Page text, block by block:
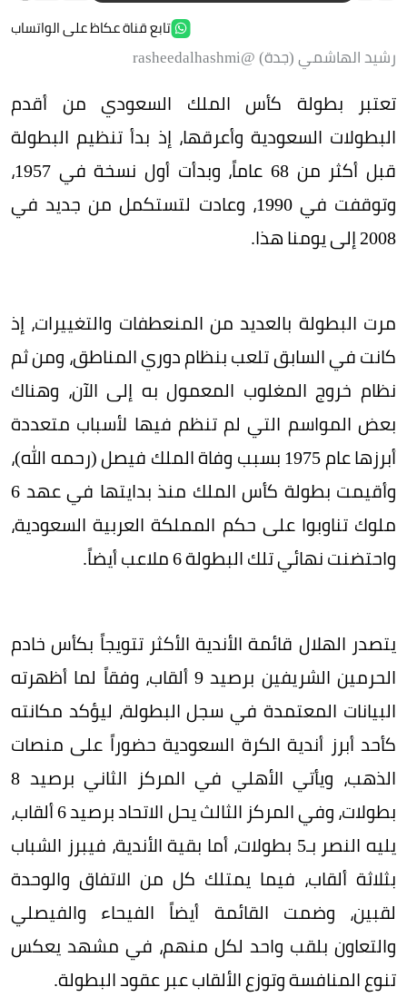
تابع قناة عكاظ على الواتساب
رشيد الهاشمي (جدة) @rasheedalhashmi
تعتبر بطولة كأس الملك السعودي من أقدم
البطولات السعودية وأعرقها، إذ بدأ تنظيم البطولة
قبل أكثر من 68 عاماً، وبدأت أول نسخة في 1957،
وتوقفت في 1990، وعادت لتستكمل من جديد في
2008 إلى يومنا هذا.
مرت البطولة بالعديد من المنعطفات والتغييرات، إذ
كانت في السابق تلعب بنظام دوري المناطق، ومن ثم
نظام خروج المغلوب المعمول به إلى الآن، وهناك
بعض المواسم التي لم تنظم فيها لأسباب متعددة
أبرزها عام 1975 بسبب وفاة الملك فيصل (رحمه الله)،
وأقيمت بطولة كأس الملك منذ بدايتها في عهد 6
ملوك تناوبوا على حكم المملكة العربية السعودية،
واحتضنت نهائي تلك البطولة 6 ملاعب أيضاً.
يتصدر الهلال قائمة الأندية الأكثر تتويجاً بكأس خادم
الحرمين الشريفين برصيد 9 ألقاب، وفقاً لما أظهرته
البيانات المعتمدة في سجل البطولة، ليؤكد مكانته
كأحد أبرز أندية الكرة السعودية حضوراً على منصات
الذهب، ويأتي الأهلي في المركز الثاني برصيد 8
بطولات، وفي المركز الثالث يحل الاتحاد برصيد 6 ألقاب،
يليه النصر بـ5 بطولات، أما بقية الأندية، فيبرز الشباب
بثلاثة ألقاب، فيما يمتلك كل من الاتفاق والوحدة
لقبين، وضمت القائمة أيضاً الفيحاء والفيصلي
والتعاون بلقب واحد لكل منهم، في مشهد يعكس
تنوع المنافسة وتوزع الألقاب عبر عقود البطولة.